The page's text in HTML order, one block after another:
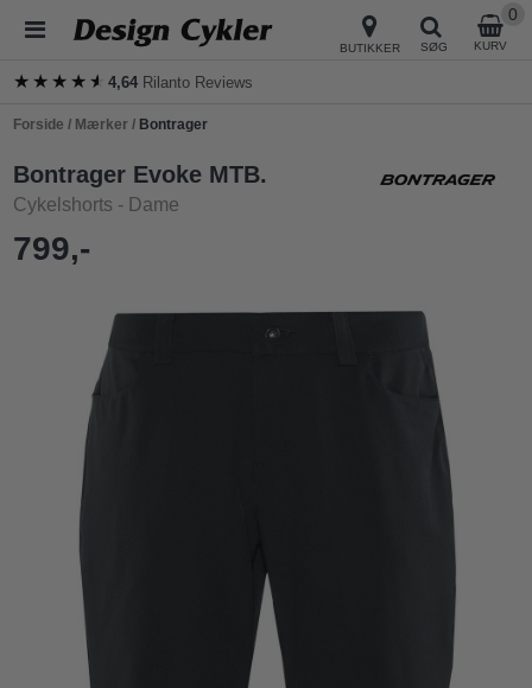
BUTIKKER SØG KURV
0
★★★★★
★★★★★4,64 Rilanto Reviews
Forside / Mærker / Bontrager
Bontrager Evoke MTB.
Cykelshorts - Dame
799,-